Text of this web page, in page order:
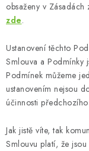
obsaženy v
zde.
Ustanovení těchto
Smlouva a Podmínky
Podmínek můžeme
ustanovením nejsou
účinnosti
Jak jistě víte, tak
Smlouvu platí, že